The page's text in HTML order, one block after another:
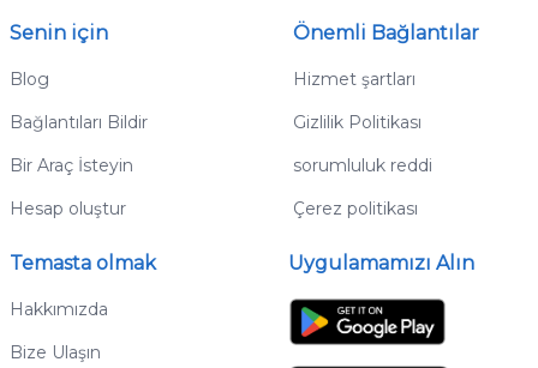
Senin için
Blog
Bağlantıları Bildir
Bir Araç İsteyin
Hesap oluştur
Önemli Bağlantılar
Hizmet şartları
Gizlilik Politikası
sorumluluk reddi
Çerez politikası
Temasta olmak
Hakkımızda
Bize Ulaşın
Uygulamamızı Alın